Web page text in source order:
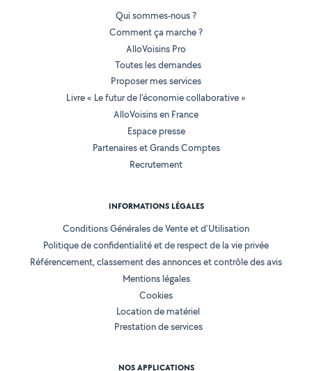
Qui sommes-nous ?
Comment ça marche ?
AlloVoisins Pro
Toutes les demandes
Proposer mes services
Livre « Le futur de l'économie collaborative »
AlloVoisins en France
Espace presse
Partenaires et Grands Comptes
Recrutement
INFORMATIONS LÉGALES
Conditions Générales de Vente et d'Utilisation
Politique de confidentialité et de respect de la vie privée
Référencement, classement des annonces et contrôle des avis
Mentions légales
Cookies
Location de matériel
Prestation de services
NOS APPLICATIONS